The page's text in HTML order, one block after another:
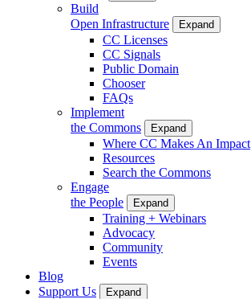
Build
Open Infrastructure
Expand
CC Licenses
CC Signals
Public Domain
Chooser
FAQs
Implement
the Commons
Expand
Where CC Makes An Impact
Resources
Search the Commons
Engage
the People
Expand
Training + Webinars
Advocacy
Community
Events
Blog
Support Us
Expand